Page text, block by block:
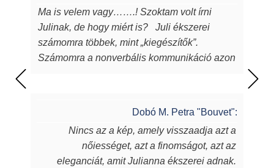
Ma is velem vagy…….! Szoktam volt írni
Julinak, de hogy miért is? Juli ékszerei
számomra többek, mint „kiegészítők”.
Számomra a nonverbális kommunikáció azon
egyediek, csodaszépek, igényesek,
sugározzák az alkotójuk által belevitt
energiát, szeretetet, amit készítőjük alkotás
során beletett. Szeretem a kincseit, viselem
Dobó M. Petra "Bouvet":
Nincs az a kép, amely visszaadja azt a
nőiességet, azt a finomságot, azt az
eleganciát, amit Julianna ékszerei adnak.